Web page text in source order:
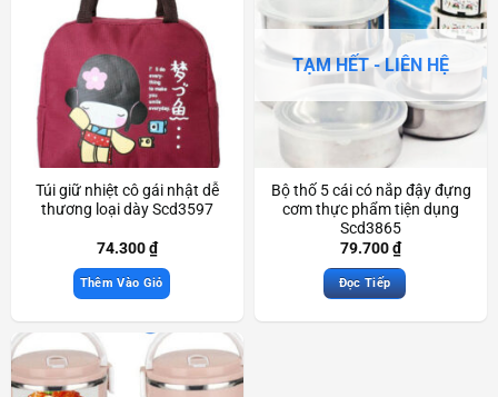
Túi giữ nhiệt cô gái nhật dễ
thương loại dày Scd3597
74.300₫
Thêm Vào Giỏ
TẠM HẾT - LIÊN HỆ
Bộ thố 5 cái có nắp đậy đựng
cơm thực phẩm tiện dụng
Scd3865
79.700₫
Đọc Tiếp